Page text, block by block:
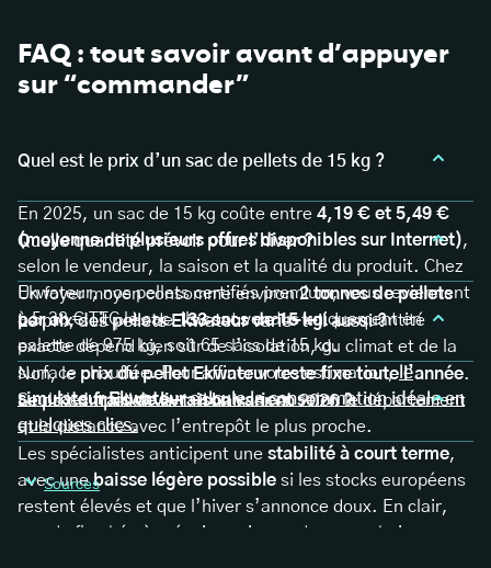
FAQ : tout savoir avant d’appuyer
sur “commander”
Quel est le prix d’un sac de pellets de 15 kg ?
En 2025, un sac de 15 kg coûte entre 4,19 € et 5,49 €
(moyenne de plusieurs offres disponibles sur Internet),
selon le vendeur, la saison et la qualité du produit. Chez
Ekwateur, nos pellets certifiés premium, vous reviennent
à 5,38 € TTC le sac. Ils sont vendus uniquement en
palette de 975 kg, soit 65 sacs de 15 kg.
Quelle quantité prévoir pour l’hiver ?
Un foyer moyen consomme environ2 tonnes de pellets
par an, soit près de133 sacs de 15 kg. La quantité
exacte dépend bien sûr de l’isolation, du climat et de la
surface chauffée. Pour affiner votre estimation, le
simulateur Ekwateurcalcule la consommation idéale en
quelques clics.
Le prix des pellets Ekwateur varie-t-il aussi ?
Non, le prix du pellet Ekwateur reste fixe toute l’année.
Seuls lesfrais de livraison varientselon le département
et la distance avec l’entrepôt le plus proche.
Le prix du pellet va-t-il baisser en 2026 ?
Les spécialistes anticipent une stabilité à court terme,
avec unebaisse légère possible si les stocks européens
restent élevés et que l’hiver s’annonce doux. En clair,
pas de flambée à prévoir, mais pas de gros rabais non
Sources